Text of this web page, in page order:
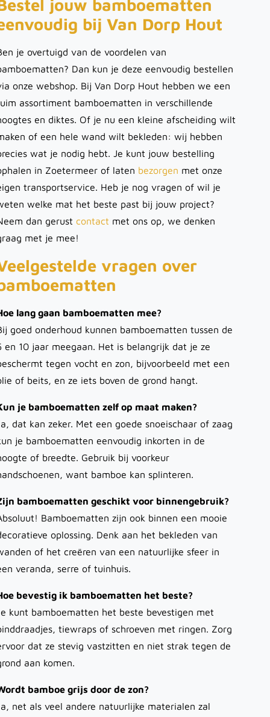
jouw bamboematten
bij Van Dorp Hout
je overtuigd van de voordelen van
Dan kun je deze eenvoudig bestellen
onze webshop. Bij Van Dorp Hout hebben we een
assortiment bamboematten in verschillende
en diktes. Of je nu een kleine afscheiding wilt
of een hele wand wilt bekleden: wij hebben
wat je nodig hebt. Je kunt jouw bestelling
in Zoetermeer of laten bezorgen met onze
transportservice. Heb je nog vragen of wil je
welke mat het beste past bij jouw project?
dan gerust contact met ons op, we denken
met je mee!
vragen over
lang gaan bamboematten mee?
goed onderhoud kunnen bamboematten tussen de
en 10 jaar meegaan. Het is belangrijk dat je ze
tegen vocht en zon, bijvoorbeeld met een
of beits, en ze iets boven de grond hangt.
je bamboematten zelf op maat maken?
dat kan zeker. Met een goede snoeischaar of zaag
je bamboematten eenvoudig inkorten in de
of breedte. Gebruik bij voorkeur
want bamboe kan splinteren.
bamboematten geschikt voor binnengebruik?
Bamboematten zijn ook binnen een mooie
oplossing. Denk aan het bekleden van
of het creëren van een natuurlijke sfeer in
veranda, serre of tuinhuis.
bevestig ik bamboematten het beste?
kunt bamboematten het beste bevestigen met
tiewraps of schroeven met ringen. Zorg
dat ze stevig vastzitten en niet strak tegen de
aan komen.
bamboe grijs door de zon?
net als veel andere natuurlijke materialen zal